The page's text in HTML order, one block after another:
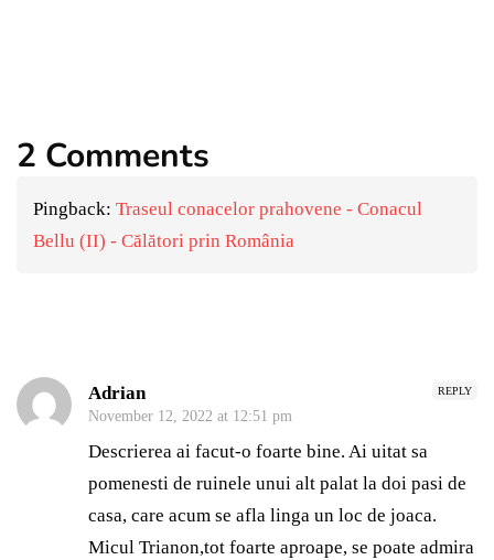
2 Comments
Pingback: Traseul conacelor prahovene - Conacul
Bellu (II) - Călători prin România
REPLY
Adrian
November 12, 2022 at 12:51 pm
Descrierea ai facut-o foarte bine. Ai uitat sa
pomenesti de ruinele unui alt palat la doi pasi de
casa, care acum se afla linga un loc de joaca.
Micul Trianon,tot foarte aproape, se poate admira